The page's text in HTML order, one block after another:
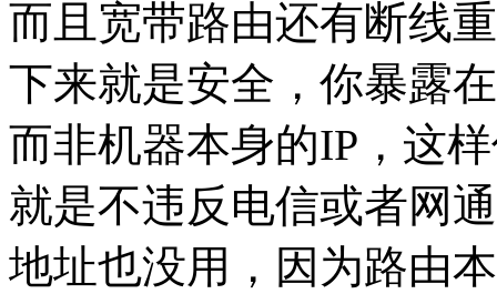
而且宽带路由还有断线
下来就是安全，你暴露
而非机器本身的IP，这
就是不违反电信或者网
地址也没用，因为路由